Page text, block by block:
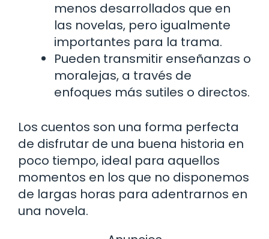
menos desarrollados que en
las novelas, pero igualmente
importantes para la trama.
Pueden transmitir enseñanzas o
moralejas, a través de
enfoques más sutiles o directos.
Los cuentos son una forma perfecta
de disfrutar de una buena historia en
poco tiempo, ideal para aquellos
momentos en los que no disponemos
de largas horas para adentrarnos en
una novela.